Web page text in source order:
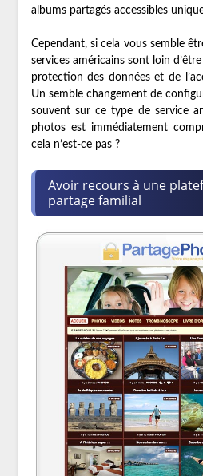
albums partagés accessibles
Cependant, si cela vous semble
services américains sont loin
protection des données et de
Un semble changement de
souvent sur ce type de service
photos est immédiatement
cela n’est-ce pas ?
Avoir recours à une
partage familial